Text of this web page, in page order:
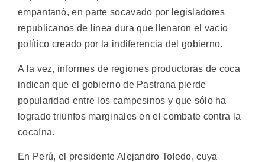
empantanó, en parte socavado por legisladores
republicanos de línea dura que llenaron el vacío
político creado por la indiferencia del gobierno.
A la vez, informes de regiones productoras de coca
indican que el gobierno de Pastrana pierde
popularidad entre los campesinos y que sólo ha
logrado triunfos marginales en el combate contra la
cocaína.
En Perú, el presidente Alejandro Toledo, cuya